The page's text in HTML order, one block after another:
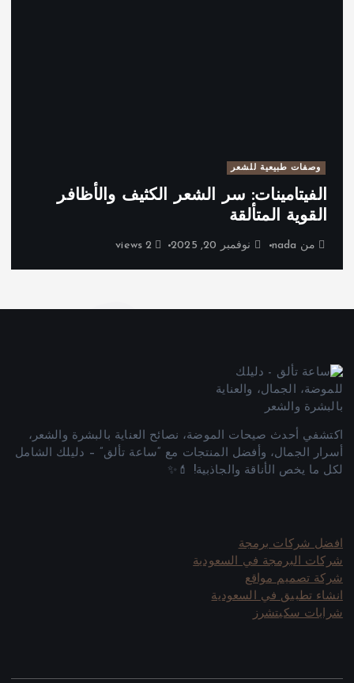
وصفات طبيعية للشعر
الفيتامينات: سر الشعر الكثيف والأظافر
القوية المتألقة
من nada نوفمبر 20, 2025 2 views
اكتشفي أحدث صيحات الموضة، نصائح العناية بالبشرة والشعر،
أسرار الجمال، وأفضل المنتجات مع “ساعة تألق” – دليلك الشامل
لكل ما يخص الأناقة والجاذبية! 💄✨
افضل شركات برمجة
شركات البرمجة في السعودية
شركة تصميم مواقع
انشاء تطبيق في السعودية
شرابات سكيتشرز